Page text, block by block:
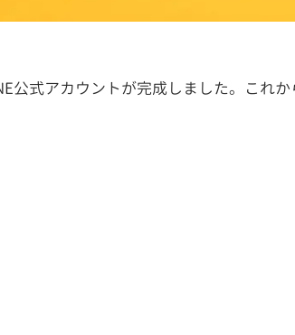
公式アカウントが完成しました。これ